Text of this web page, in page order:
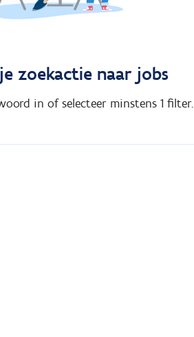
zoekactie naar jobs
in of selecteer minstens 1 filter.